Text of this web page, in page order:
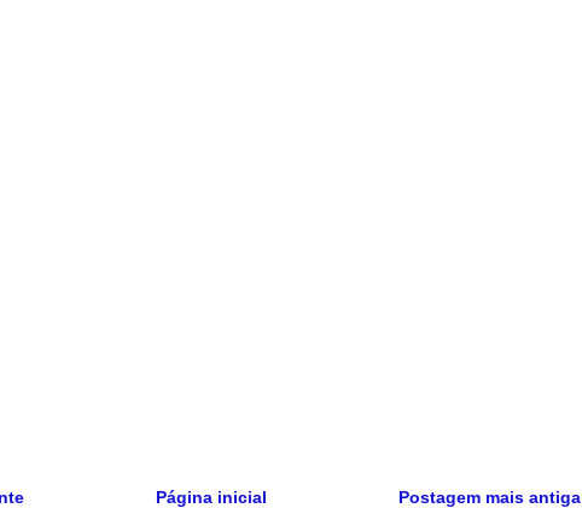
Postagem mais antiga
Página inicial